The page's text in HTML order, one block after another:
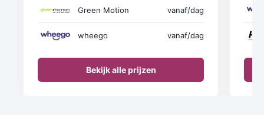
Green Motion vanaf/dag
wheego vanaf/dag
Bekijk alle prijzen